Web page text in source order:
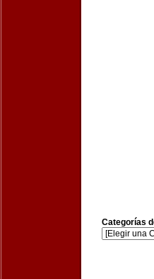
Categorías